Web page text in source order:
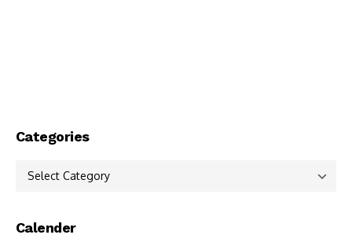
Categories
Categories
Calender